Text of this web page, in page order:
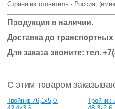
Страна изготовитель - Россия,
Продукция в наличии.
Доставка до
Для заказа звоните: тел.
С этим товаром
Тройник 76,1х5,0-
Тройник